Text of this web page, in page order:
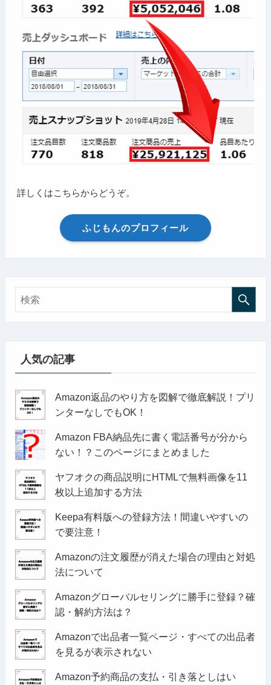
詳しくはこちらからどうぞ。
ふじもんのプロフィール
人気の記事
Amazon返品のやり方を図解で徹底解説！プリ
ンターなしでもOK！
Amazon FBA納品先に書く電話番号が分から
ない！？このページにまとめました
ヤフオクの商品説明にHTMLで無料画像を11
枚以上追加する方法
Keepa有料版への登録方法！間違いやすいの
で要注意！
Amazonの注文履歴が消えた場合の理由と対処
法について
Amazonグローバルセリングに勝手に登録？確
認・解約方法は？
Amazonで出品者一覧ページ・すべての出品者
を見るが表示されない
Amazon予約商品の支払・引き落としはい